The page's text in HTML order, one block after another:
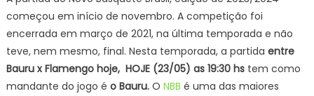
começou em início de novembro. A competição foi
encerrada em março de 2021, na última temporada e não
teve, nem mesmo, final. Nesta temporada, a partida entre
Bauru x Flamengo hoje, HOJE (23/05) as 19:30 hs tem como
mandante do jogo é o Bauru. O NBB é uma das maiores